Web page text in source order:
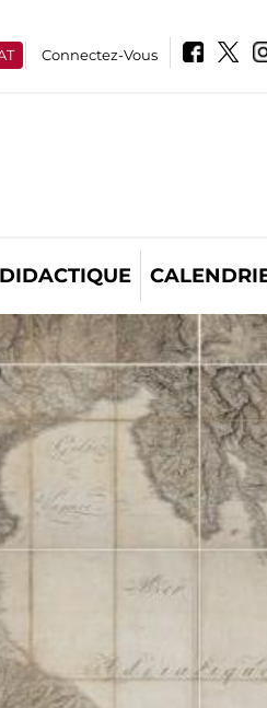
Connectez-Vous
DIDACTIQUE